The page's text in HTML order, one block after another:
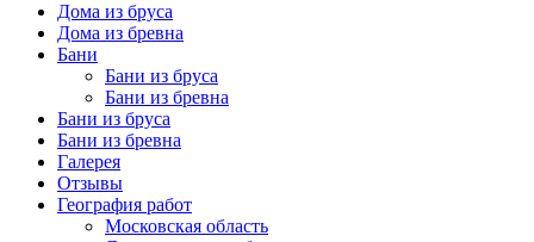
Дома из бруса
Дома из бревна
Бани
Бани из бруса
Бани из бревна
Бани из бруса
Бани из бревна
Галерея
Отзывы
География работ
Московская область